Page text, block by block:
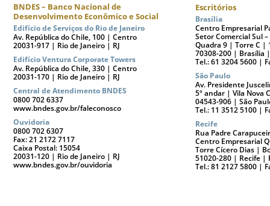
BNDES – Banco Nacional de
Desenvolvimento Econômico e Social
Edifício de Serviços do Rio de Janeiro
Av. República do Chile, 100 | Centro
20031-917 | Rio de Janeiro | RJ
Edifício Ventura Corporate Towers
Av. República do Chile, 330 | Centro
20031-170 | Rio de Janeiro | RJ
Central de Atendimento BNDES
0800 702 6337
www.bndes.gov.br/faleconosco
Ouvidoria
0800 702 6307
Fax: 21 2172 7117
Caixa Postal: 15054
20031-120 | Rio de Janeiro | RJ
www.bndes.gov.br/ouvidoria
Escritórios
Brasília
Centro Empresarial
Setor Comercial Sul –
Quadra 9 | Torre C |
70308-200 | Brasília
Tel.: 61 3204 5600 |
São Paulo
Av. Presidente
5º andar | Vila Nova
04543-906 | São
Tel.: 11 3512 5100 |
Recife
Rua Padre
Centro Empresarial
Torre Cícero Dias |
51020-280 | Recife |
Tel.: 81 2127 5800 |